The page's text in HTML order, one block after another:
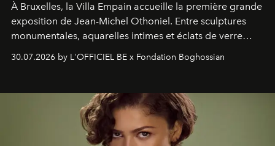
À Bruxelles, la Villa Empain accueille la première grande
exposition de Jean-Michel Othoniel. Entre sculptures
monumentales, aquarelles intimes et éclats de verre
soufflé, l’artiste français compose un itinéraire
émotionnel où chaque œuvre devient le souvenir
émerveillement.
30.07.2026 by L'OFFICIEL BE x Fondation Boghossian